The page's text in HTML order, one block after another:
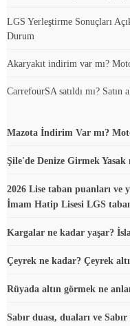
LGS Yerleştirme Sonuçları
Durum
Akaryakıt indirim var mı?
CarrefourSA satıldı mı? Satın
Mazota İndirim Var mı?
Şile'de Denize Girmek Yasak
2026 Lise taban puanları
İmam Hatip Lisesi LGS
Kargalar ne kadar yaşar?
Çeyrek ne kadar? Çeyrek
Rüyada altın görmek ne
Sabır duası, duaları ve